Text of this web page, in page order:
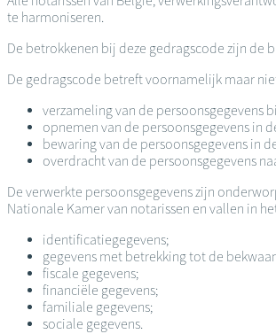
te harmoniseren.
De betrokkenen bij deze gedragscode zijn de
De gedragscode betreft voornamelijk maar
verzameling van de persoonsgegevens
opnemen van de persoonsgegevens in
bewaring van de persoonsgegevens in
overdracht van de persoonsgegevens
De verwerkte persoonsgegevens zijn
Nationale Kamer van notarissen en vallen in
identificatiegegevens;
gegevens met betrekking tot de
fiscale gegevens;
financiële gegevens;
familiale gegevens;
sociale gegevens.